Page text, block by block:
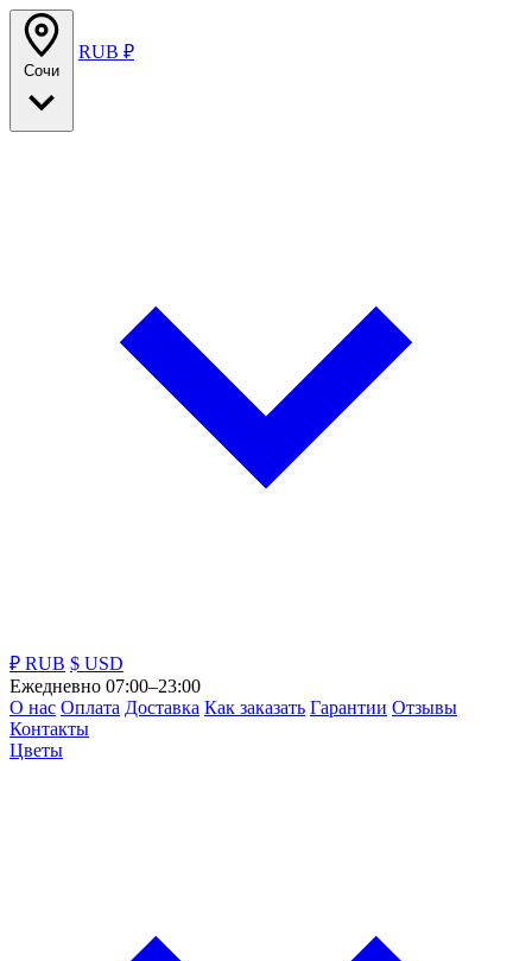
Сочи
RUB ₽
₽ RUB $ USD
Ежедневно 07:00–23:00
О нас Оплата Доставка Как заказать Гарантии Отзывы
Контакты
Цветы